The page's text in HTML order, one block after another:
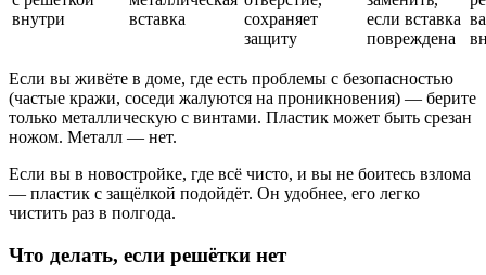
внутри
вставка
сохраняет
защиту
если вставка
повреждена
Если вы живёте в доме, где есть проблемы с безопасностью
(частые кражи, соседи жалуются на проникновения) — берите
только металлическую с винтами. Пластик может быть срезан
ножом. Металл — нет.
Если вы в новостройке, где всё чисто, и вы не боитесь взлома
— пластик с защёлкой подойдёт. Он удобнее, его легко
чистить раз в полгода.
Что делать, если решётки нет